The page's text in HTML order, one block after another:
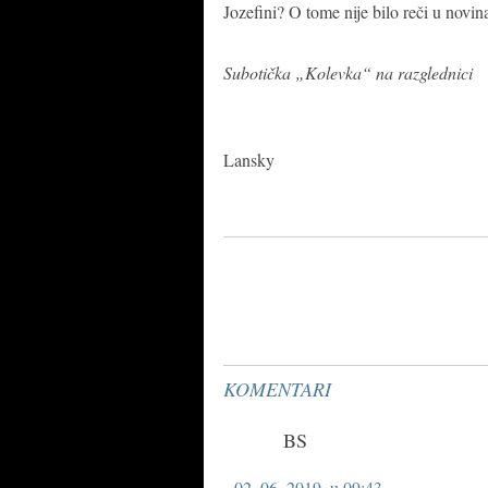
Jozefini? O tome nije bilo reči u
Subotička „Kolevka“ na razglednici
Lansky
KOMENTARI
BS